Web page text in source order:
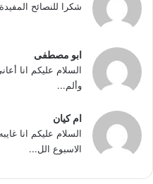
شكرا للنصائح
ابو مصطفى
السلام عليكم انا
وألم...
ام كيان
السلام عليكم انا
الاسبوع الل...